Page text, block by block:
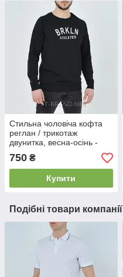
Стильна чоловіча кофта
реглан / трикотаж
двунитка, весна-осінь -
чорна
750 ₴
Купити
Подібні товари компанії